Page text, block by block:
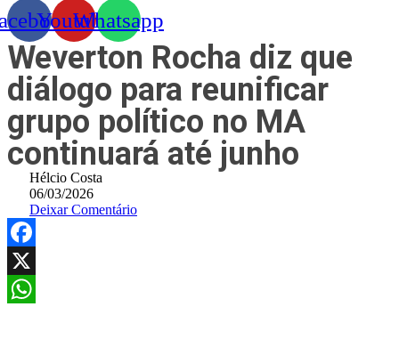
YoutubeWhatsapp
Weverton Rocha diz que
diálogo para reunificar
grupo político no MA
continuará até junho
Hélcio Costa
06/03/2026
Deixar Comentário
Facebook
X